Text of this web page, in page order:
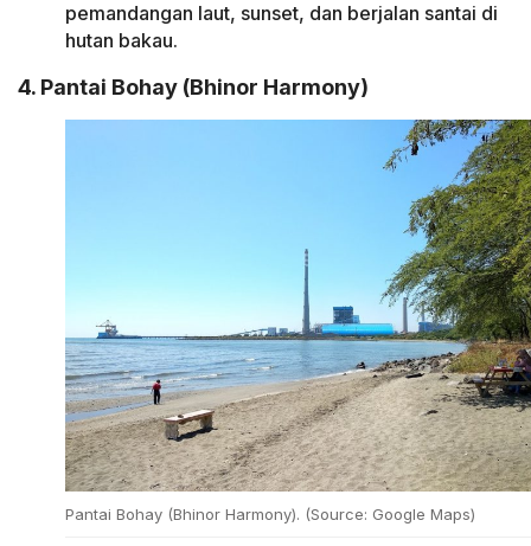
pemandangan laut, sunset, dan berjalan santai di
hutan bakau.
4. Pantai Bohay (Bhinor Harmony)
Pantai Bohay (Bhinor Harmony). (Source: Google Maps)